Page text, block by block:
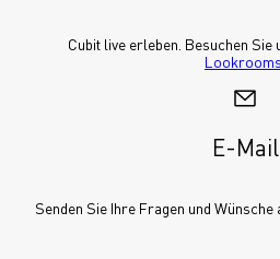
Cubit live erleben. Besuchen Sie
Lookrooms
E-Mail
Senden Sie Ihre Fragen und Wünsche